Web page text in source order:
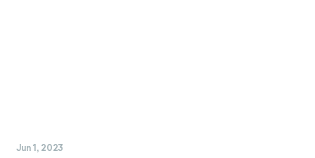
#coopérateurs
Jun 1, 2023